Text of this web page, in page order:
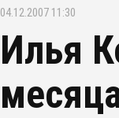
04.12.2007 11:30
Илья